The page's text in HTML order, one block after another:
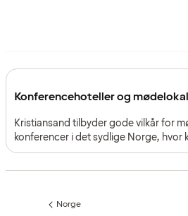
Konferencehoteller og
Kristiansand tilbyder gode vilkår for
konferencer i det sydlige Norge, hvor
omgivelser, stærke
Forrige
Norge